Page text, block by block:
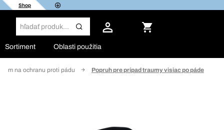
Shop
Sortiment Oblasti použitia
na ochranu proti pádu Popruh pre prípad traumy visiac po páde